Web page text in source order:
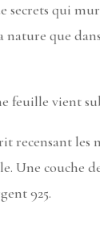
secrets qui
nature que
feuille vient
recensant les
Une couche
925.